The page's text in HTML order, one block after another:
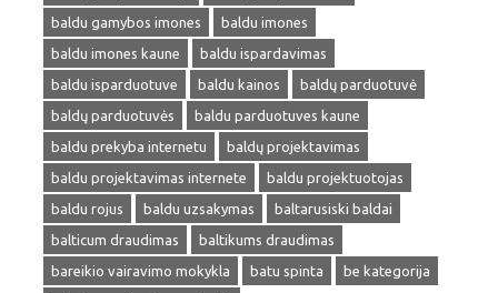
baldu gamybos imones
baldu imones
baldu imones kaune
baldu ispardavimas
baldu isparduotuve
baldu kainos
baldų parduotuvė
baldų parduotuvės
baldu parduotuves kaune
baldu prekyba internetu
baldų projektavimas
baldu projektavimas internete
baldu projektuotojas
baldu rojus
baldu uzsakymas
baltarusiski baldai
balticum draudimas
baltikums draudimas
bareikio vairavimo mokykla
batu spinta
be kategorija